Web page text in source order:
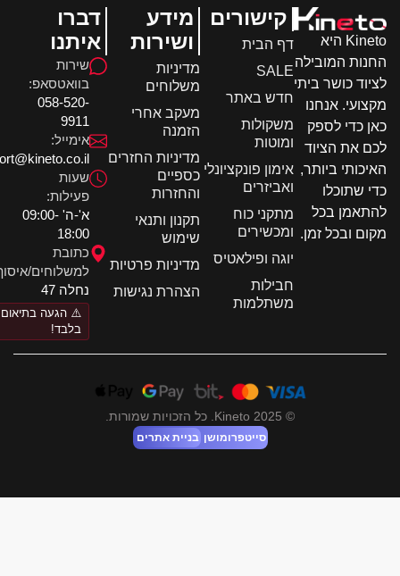
Kineto היא
המובילה
כושר ביתי
אנחנו
כדי לספק
את הציוד
ביותר,
שתוכלו
בכל
ובכל זמן.
קישורים
דף הבית
SALE
חדש באתר
משקולות
ומוטות
אימון פונקציונלי
ואביזרים
מתקני כוח
ומכשירים
יוגה ופילאטיס
חבילות
משתלמות
מידע
ושירות
מדיניות
משלוחים
מעקב אחרי
הזמנה
מדיניות החזרים
כספיים
והחזרות
תקנון ותנאי
שימוש
מדיניות פרטיות
הצהרת נגישות
דברו
איתנו
שירות
בוואטסאפ:
058-520-
אימייל:
שעות
פעילות:
א'-ה' 09:00-
18:00
כתובת
למשלוחים/איסוף:
נחלה 47
⚠️ הגעה בתיאום
בלבד!
סייטפרומושןבניית אתרים